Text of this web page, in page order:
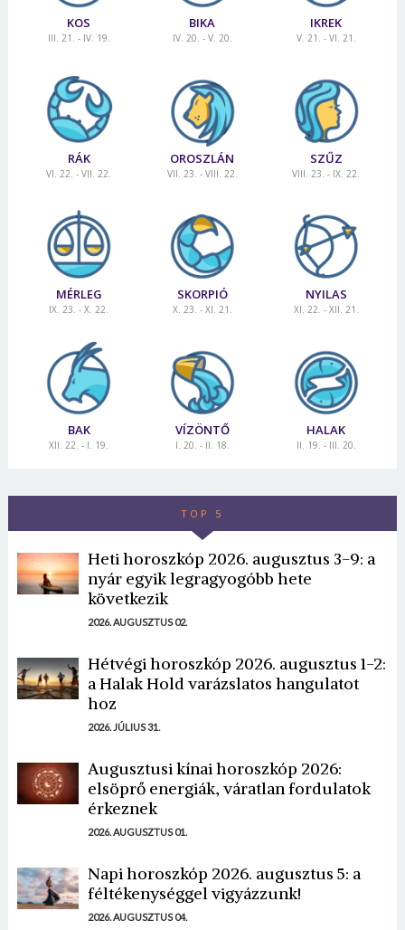
KOS
III. 21. - IV. 19.
BIKA
IV. 20. - V. 20.
IKREK
V. 21. - VI. 21.
RÁK
VI. 22. - VII. 22.
OROSZLÁN
VII. 23. - VIII. 22.
SZŰZ
VIII. 23. - IX. 22.
MÉRLEG
IX. 23. - X. 22.
SKORPIÓ
X. 23. - XI. 21.
NYILAS
XI. 22. - XII. 21.
BAK
XII. 22. - I. 19.
VÍZÖNTŐ
I. 20. - II. 18.
HALAK
II. 19. - III. 20.
TOP 5
Heti horoszkóp 2026. augusztus 3-9: a
nyár egyik legragyogóbb hete
következik
2026. AUGUSZTUS 02.
Hétvégi horoszkóp 2026. augusztus 1-2:
a Halak Hold varázslatos hangulatot
hoz
2026. JÚLIUS 31.
Augusztusi kínai horoszkóp 2026:
elsöprő energiák, váratlan fordulatok
érkeznek
2026. AUGUSZTUS 01.
Napi horoszkóp 2026. augusztus 5: a
féltékenységgel vigyázzunk!
2026. AUGUSZTUS 04.